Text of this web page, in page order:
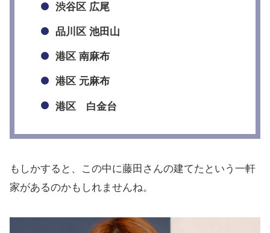
渋谷区 広尾
品川区 池田山
港区 南麻布
港区 元麻布
港区 白金台
もしかすると、この中に藤田さんの建てたという一軒
家があるのかもしれませんね。